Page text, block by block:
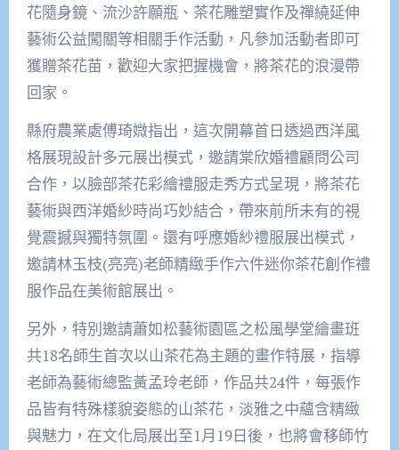
花隨身鏡、流沙許願瓶、茶花雕塑實作及禪繞延伸
藝術公益闖關等相關手作活動，凡參加活動者即可
獲贈茶花苗，歡迎大家把握機會，將茶花的浪漫帶
回家。
縣府農業處傅琦媺指出，這次開幕首日透過西洋風
格展現設計多元展出模式，邀請棠欣婚禮顧問公司
合作，以臉部茶花彩繪禮服走秀方式呈現，將茶花
藝術與西洋婚紗時尚巧妙結合，帶來前所未有的視
覺震撼與獨特氛圍。還有呼應婚紗禮服展出模式，
邀請林玉枝(亮亮)老師精緻手作六件迷你茶花創作禮
服作品在美術館展出。
另外，特別邀請蕭如松藝術園區之松風學堂繪畫班
共18名師生首次以山茶花為主題的畫作特展，指導
老師為藝術總監黃孟玲老師，作品共24件，每張作
品皆有特殊樣貌姿態的山茶花，淡雅之中蘊含精緻
與魅力，在文化局展出至1月19日後，也將會移師竹